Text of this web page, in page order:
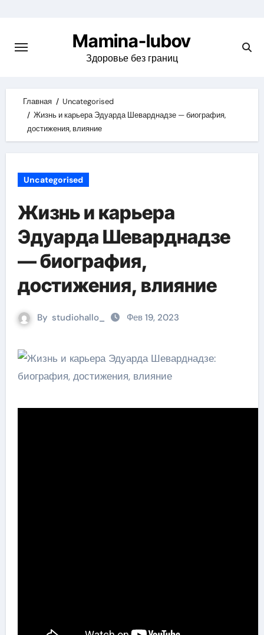
content
Mamina-lubov
Здоровье без границ
Главная
Uncategorised
Жизнь и карьера Эдуарда Шеварднадзе — биография,
достижения, влияние
Uncategorised
Жизнь и карьера
Эдуарда Шеварднадзе
— биография,
достижения, влияние
By studiohallo_ Фев 19, 2023